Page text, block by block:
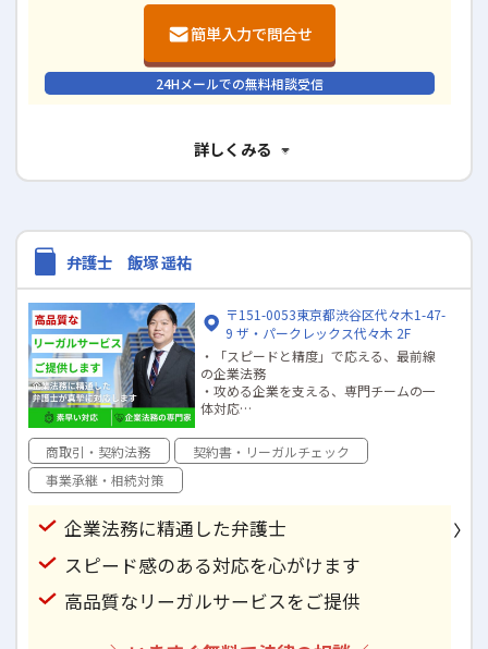
簡単入力で問合せ
24Hメールでの無料相談受信
詳しくみる
弁護士 飯塚 遥祐
〒151-0053東京都渋谷区代々木1-47-
9 ザ・パークレックス代々木 2F
・「スピードと精度」で応える、最前線
の企業法務
・攻める企業を支える、専門チームの一
体対応
法務を一括対応
・渋谷・代々木エリアでアクセス抜群の
商取引・契約法務
契約書・リーガルチェック
事業承継・相続対策
企業法務に精通した弁護士
スピード感のある対応を心がけます
高品質なリーガルサービスをご提供